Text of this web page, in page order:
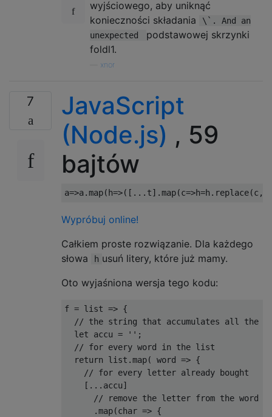
wyjściowego, aby uniknąć
konieczności składania
\`. And an
unexpected
podstawowej skrzynki
foldl1.
xnor
7
JavaScript
(Node.js) , 59
bajtów
a=>a.map( h=>([... t].map(c=>h=h . replace(c ,
Wypróbuj online!
Całkiem proste rozwiązanie. Dla każdego
słowa
h usuń litery, które już mamy.
Oto wyjaśniona wersja tego kodu:
f = list => {
// the string that accumulates all the
let accu = '' ;
// for every word in the list
return list .map( word => {
// for every letter already bought
[... accu]
// remove the letter from the word
.map(char => {